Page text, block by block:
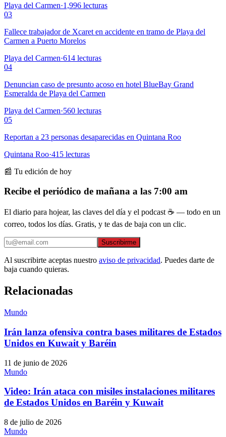
Playa del Carmen·1,996 lecturas
03
Fallece trabajador de Xcaret en accidente en tramo de Playa del
Carmen a Puerto Morelos
Playa del Carmen·614 lecturas
04
Denuncian caso de presunto acoso en hotel BlueBay Grand
Esmeralda de Playa del Carmen
Playa del Carmen·560 lecturas
05
Reportan a 23 personas desaparecidas en Quintana Roo
Quintana Roo·415 lecturas
📰 Tu edición de hoy
Recibe el periódico de mañana a las 7:00 am
El diario para hojear, las claves del día y el podcast ☕ — todo en un
correo, todos los días. Gratis, y te das de baja con un clic.
Suscribirme
Al suscribirte aceptas nuestro aviso de privacidad. Puedes darte de
baja cuando quieras.
Relacionadas
Mundo
Irán lanza ofensiva contra bases militares de Estados
Unidos en Kuwait y Baréin
11 de junio de 2026
Mundo
Video: Irán ataca con misiles instalaciones militares
de Estados Unidos en Baréin y Kuwait
8 de julio de 2026
Mundo